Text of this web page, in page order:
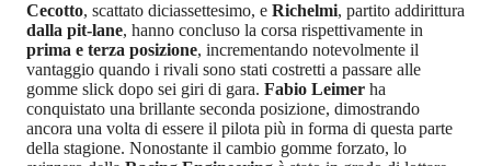
Cecotto, scattato diciassettesimo, e Richelmi, partito addirittura
dalla pit-lane, hanno concluso la corsa rispettivamente in
prima e terza posizione, incrementando notevolmente il
vantaggio quando i rivali sono stati costretti a passare alle
gomme slick dopo sei giri di gara. Fabio Leimer ha
conquistato una brillante seconda posizione, dimostrando
ancora una volta di essere il pilota più in forma di questa parte
della stagione. Nonostante il cambio gomme forzato, lo